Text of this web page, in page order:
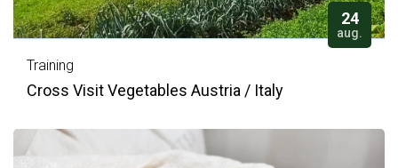
24
aug.
Training
Cross Visit Vegetables Austria / Italy